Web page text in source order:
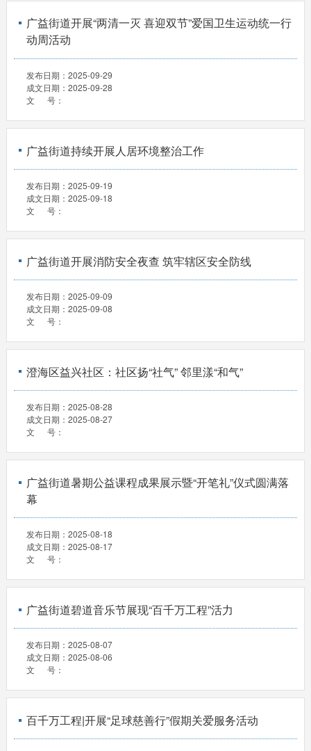
广益街道开展“两清一灭 喜迎双节”爱国卫生运动统一行
动周活动
发布日期： 2025-09-29
成文日期： 2025-09-28
文 号：
广益街道持续开展人居环境整治工作
发布日期： 2025-09-19
成文日期： 2025-09-18
文 号：
广益街道开展消防安全夜查 筑牢辖区安全防线
发布日期： 2025-09-09
成文日期： 2025-09-08
文 号：
澄海区益兴社区：社区扬“社气” 邻里漾“和气”
发布日期： 2025-08-28
成文日期： 2025-08-27
文 号：
广益街道暑期公益课程成果展示暨“开笔礼”仪式圆满落
幕
发布日期： 2025-08-18
成文日期： 2025-08-17
文 号：
广益街道碧道音乐节展现“百千万工程”活力
发布日期： 2025-08-07
成文日期： 2025-08-06
文 号：
百千万工程|开展“足球慈善行”假期关爱服务活动